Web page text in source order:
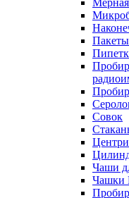
Пакеты
Совок
Чаши
Чашки